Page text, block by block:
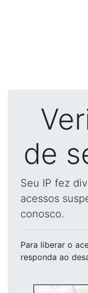
de
Seu IP fez
acessos
conosco.
Para liberar o
responda ao